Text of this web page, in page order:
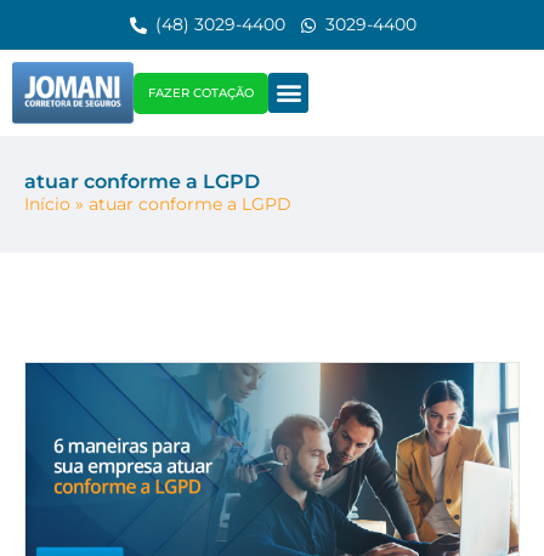
(48) 3029-4400 3029-4400
FAZER COTAÇÃO
atuar conforme a LGPD
Início » atuar conforme a LGPD